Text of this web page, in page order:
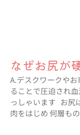
なぜお尻が
A.デスクワークや
ることで圧迫され
っしゃいます お尻
肉をはじめ 何層も